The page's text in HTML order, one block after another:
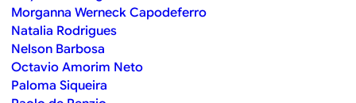
Morganna Werneck Capodeferro
Natalia Rodrigues
Nelson Barbosa
Octavio Amorim Neto
Paloma Siqueira